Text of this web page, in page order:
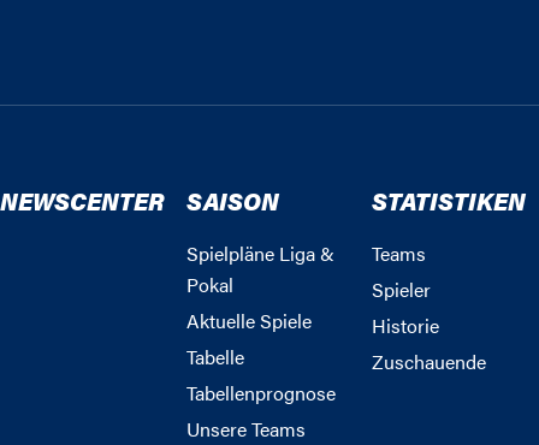
NEWSCENTER SAISON
Spielpläne Liga &
Pokal
Aktuelle Spiele
Tabelle
Tabellenprognose
Unsere Teams
STATISTIKEN
Teams
Spieler
Historie
Zuschauende